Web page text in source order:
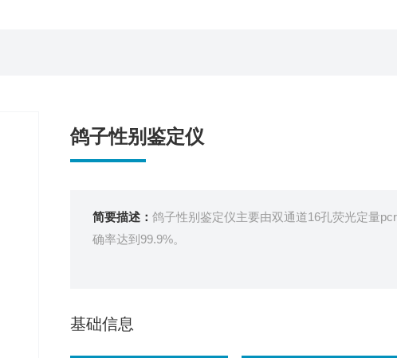
鸽子性别鉴定仪
简要描述： 鸽子性别鉴定仪主要由双通道16孔荧光定量
确率达到99.9%。
基础信息